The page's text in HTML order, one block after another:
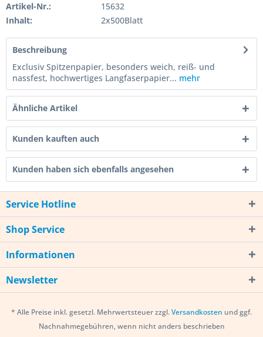
Artikel-Nr.:
15632
Inhalt:
2x500Blatt
Beschreibung
Exclusiv Spitzenpapier, besonders weich, reiß- und
nassfest, hochwertiges Langfaserpapier... mehr
Ähnliche Artikel
Kunden kauften auch
Kunden haben sich ebenfalls angesehen
Service Hotline
Shop Service
Informationen
Newsletter
* Alle Preise inkl. gesetzl. Mehrwertsteuer zzgl.Versandkosten und ggf.
Nachnahmegebühren, wenn nicht anders beschrieben